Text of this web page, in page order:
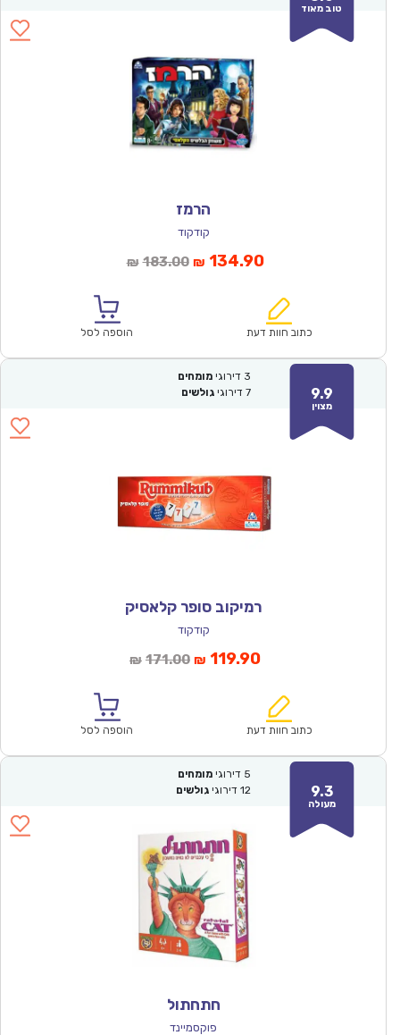
טוב מאוד
הרמז
קודקוד
₪ 183.00המחיר
₪183.00.
₪ 134.90המחיר
הוא:
כתוב חוות דעת הוספה לסל
9.9
מצוין
3 דירוגי מומחים
7 דירוגי גולשים
רמיקוב סופר קלאסיק
קודקוד
₪ 171.00המחיר
₪171.00.
₪ 119.90המחיר
הוא:
כתוב חוות דעת הוספה לסל
9.3
מעולה
5 דירוגי מומחים
12 דירוגי גולשים
חתחתול
פוקסמיינד